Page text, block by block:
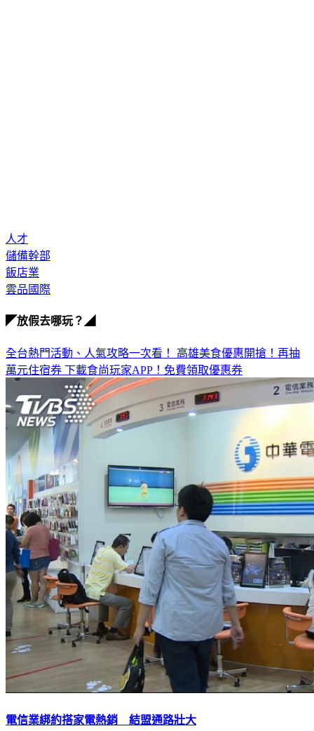
人才
儲備幹部
飯店業
雲品國際
◤放假去哪玩？◢
全台熱門活動、人氣攻略一次看！ 高雄美食優惠開搶！再抽
萬元住宿券 下載食尚玩家APP！免費領取優惠券
電信業綁約搭家電熱銷 結盟通路壯大